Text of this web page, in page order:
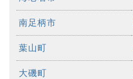
南足柄市
葉山町
大磯町